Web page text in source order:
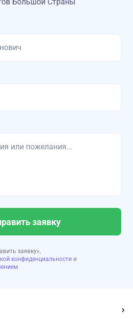
заявку
заявку»,
конфиденциальности и